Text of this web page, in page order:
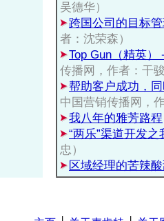
吴德华）
跨国公司的目标
者：沈荣森）
Top Gun（精英
传播网，作者：干
帮助客户成功，
中国营销传播网，
我八年的雅芳路程
“两乐”渠道开发之
忠）
区域经理的苦辣